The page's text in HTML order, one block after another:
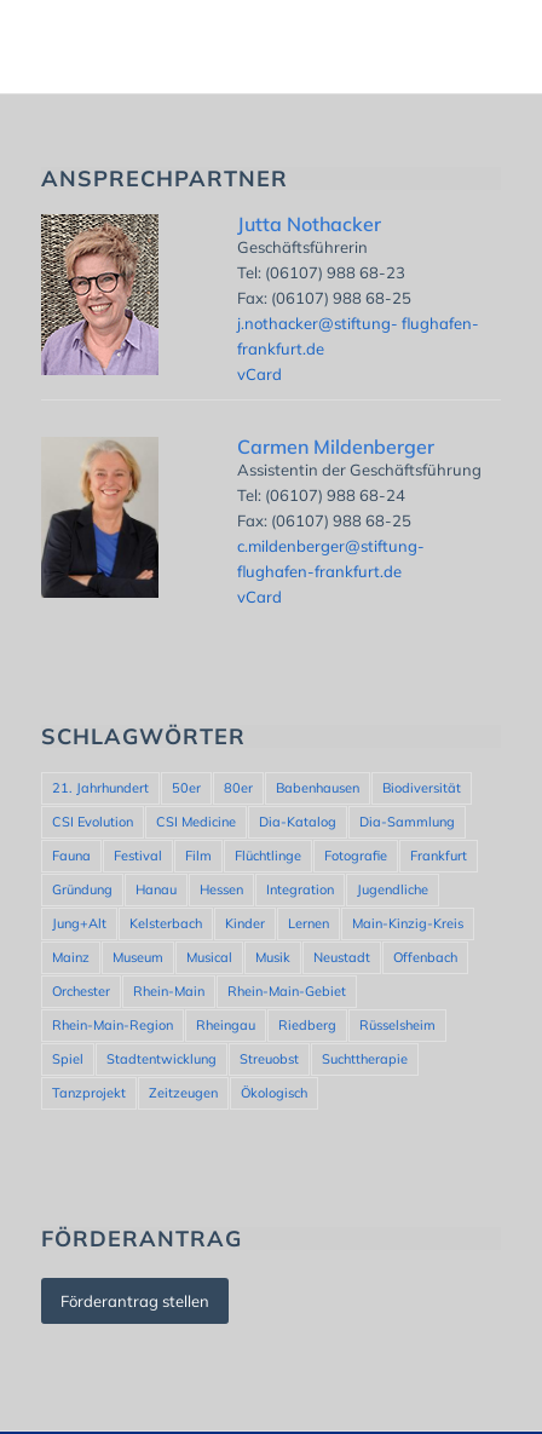
ANSPRECHPARTNER
Jutta Nothacker
Geschäftsführerin
Tel: (06107) 988 68-23
Fax: (06107) 988 68-25
j.nothacker@stiftung- flughafen-
frankfurt.de
vCard
Carmen Mildenberger
Assistentin der Geschäftsführung
Tel: (06107) 988 68-24
Fax: (06107) 988 68-25
c.mildenberger@stiftung-
flughafen-frankfurt.de
vCard
SCHLAGWÖRTER
21. Jahrhundert 50er 80er Babenhausen
Biodiversität
CSI Evolution
CSI Medicine Dia-Katalog
Dia-Sammlung
Fauna
Festival Film Flüchtlinge Fotografie
Frankfurt
Gründung
Hanau Hessen Integration
Jugendliche
Jung+Alt
Kelsterbach Kinder Lernen
Main-Kinzig-Kreis
Mainz
Museum Musical Musik Neustadt
Offenbach
Orchester
Rhein-Main
Rhein-Main-Gebiet
Rhein-Main-Region
Rheingau Riedberg
Rüsselsheim
Spiel
Stadtentwicklung Streuobst
Suchttherapie
Tanzprojekt
Zeitzeugen Ökologisch
FÖRDERANTRAG
Förderantrag stellen